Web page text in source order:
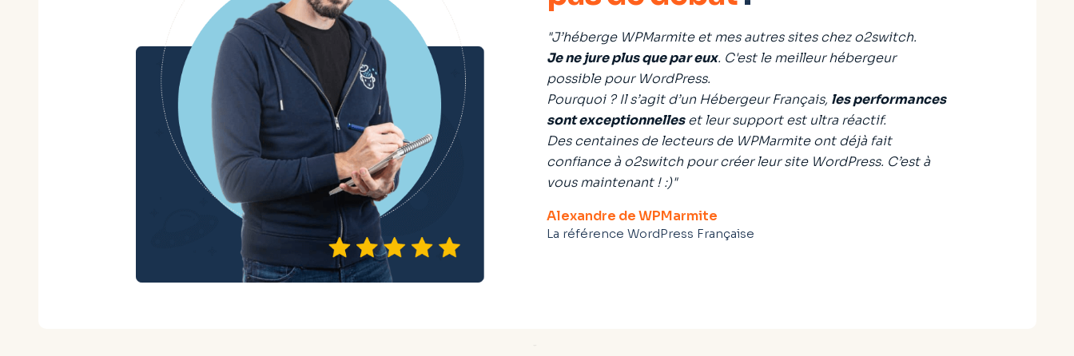
"J’héberge WPMarmite et mes autres sites chez o2switch.
Je ne jure plus que par eux. C'est le meilleur hébergeur
possible pour WordPress.
Pourquoi ? Il s’agit d’un Hébergeur Français, les performances
sont exceptionnelleset leur support est ultra réactif.
Des centaines de lecteurs de WPMarmite ont déjà fait
confiance à o2switch pour créer leur site WordPress. C’est à
vous maintenant ! :)"
Alexandre de WPMarmite
La référence WordPress Française